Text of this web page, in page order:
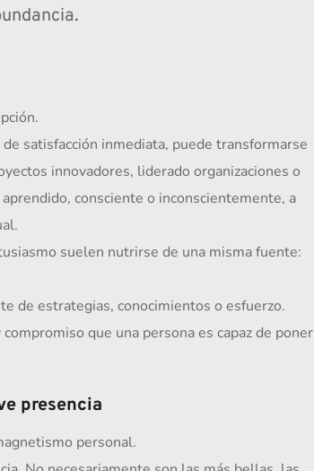
satisfacción inmediata, puede transformarse
innovadores, liderado organizaciones o
consciente o inconscientemente, a
suelen nutrirse de una misma fuente:
de estrategias, conocimientos o esfuerzo.
que una persona es capaz de poner
presencia
personal.